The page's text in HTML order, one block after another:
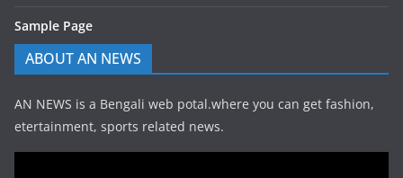
Sample Page
ABOUT AN NEWS
AN NEWS is a Bengali web potal.where you can get fashion,
etertainment, sports related news.